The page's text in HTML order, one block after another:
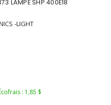
LAMPE SHP 400E18
-LIGHT
: 1,85 $